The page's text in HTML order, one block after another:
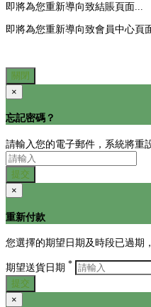
即將為您重新導向致結賬頁面...
即將為您重新導向致會員中心頁
關閉
×
忘記密碼？
請輸入您的電子郵件，系統將重
提交
×
重新付款
您選擇的期望日期及時段已過期
期望送貨日期 *
提交
×